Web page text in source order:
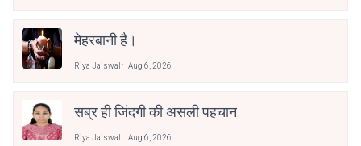
मेहरबानी है।
Riya Jaiswal Aug 6, 2026
सब्र ही जिंदगी की असली पहचान
Riya Jaiswal Aug 6, 2026